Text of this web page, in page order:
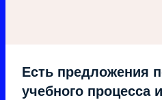
Есть предложения
учебного процесса